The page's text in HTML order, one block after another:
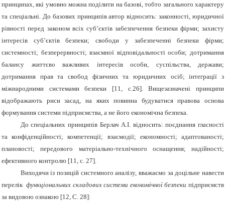
принципах, які умовно можна поділити на базові, тобто загального характеру
та спеціальні. До базових принципів автор відносить: законності, юридичної
рівності перед законом всіх суб’єктів забезпечення безпеки фірми; захисту
інтересів суб’єктів безпеки; свободи у забезпеченні безпеки фірми;
системності; безперервності; взаємної відповідальності особи; дотримання
балансу життєво важливих інтересів особи, суспільства, держави;
дотримання прав та свобод фізичних та юридичних осіб; інтеграції з
міжнародними системами безпеки [11, с.26]. Вищезазначені принципи
відображають риси засад, на яких повинна будуватися правова основа
формування системи підприємства, а не його економічна безпека.
До спеціальних принципів Берлач А.І. відносить: поєднання гласності
та конфіденційності; компетенції; взаємодії; економності; адаптованості;
плановості; передового матеріально-технічного оснащення; надійності;
ефективного контролю [11, с. 27].
Виходячи із позицій системного аналізу, вважаємо за доцільне навести
перелікфункціональних складових системи економічної безпеки підприємств
за видовою ознакою [12, C. 28]: